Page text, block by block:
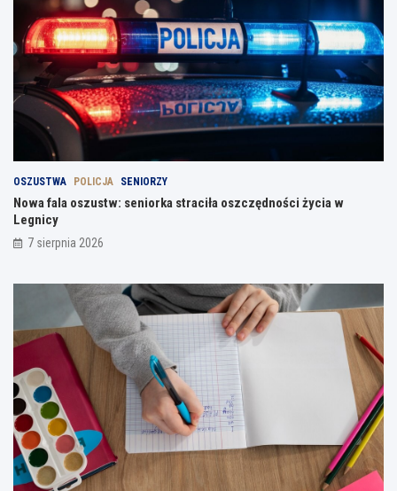
OSZUSTWA POLICJA SENIORZY
Nowa fala oszustw: seniorka straciła oszczędności życia w
Legnicy
7 sierpnia 2026